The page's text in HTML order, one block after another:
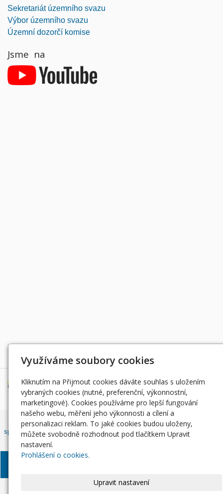
Sekretariát územního svazu
Výbor územního svazu
Územní dozorčí komise
Jsme na
Děkujeme za podporu
Český rybářský svaz, z. s. , Západočeský územní svaz zapsán ve
spolkovém rejstříku, vedeným Městským soudem v Praze, oddíl L, vložka
© Západočeský územní
Využíváme soubory cookies
Kliknutím na Přijmout cookies dáváte souhlas s uložením
vybraných cookies (nutné, preferenční, výkonnostní,
marketingové). Cookies používáme pro lepší fungování
našeho webu, měření jeho výkonnosti a cílení a
personalizaci reklam. To jaké cookies budou uloženy,
můžete svobodně rozhodnout pod tlačítkem Upravit
nastavení.
Prohlášení o cookies.
Upravit nastavení